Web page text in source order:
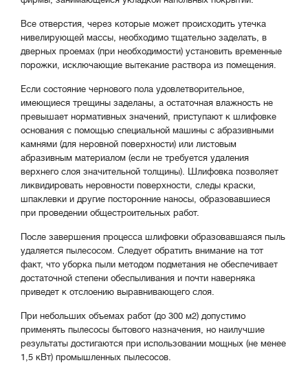
Все отверстия, через которые может происходить утечка
нивелирующей массы, необходимо тщательно заделать, в
дверных проемах (при необходимости) установить временные
порожки, исключающие вытекание раствора из помещения.
Если состояние чернового пола удовлетворительное,
имеющиеся трещины заделаны, а остаточная влажность не
превышает нормативных значений, приступают к шлифовке
основания с помощью специальной машины с абразивными
камнями (для неровной поверхности) или листовым
абразивным материалом (если не требуется удаления
верхнего слоя значительной толщины). Шлифовка позволяет
ликвидировать неровности поверхности, следы краски,
шпаклевки и другие посторонние наносы, образовавшиеся
при проведении общестроительных работ.
После завершения процесса шлифовки образовавшаяся пыль
удаляется пылесосом. Следует обратить внимание на тот
факт, что уборка пыли методом подметания не обеспечивает
достаточной степени обеспыливания и почти наверняка
приведет к отслоению выравнивающего слоя.
При небольших объемах работ (до 300 м2) допустимо
применять пылесосы бытового назначения, но наилучшие
результаты достигаются при использовании мощных (не менее
1,5 кВт) промышленных пылесосов.